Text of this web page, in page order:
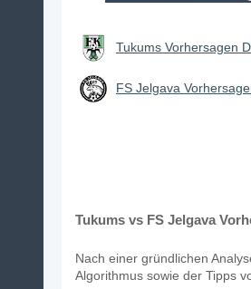
Tukums Vorhersagen
FS Jelgava
Tukums vs FS Jelgava
Nach einer gründlichen
Algorithmus sowie der Tipps